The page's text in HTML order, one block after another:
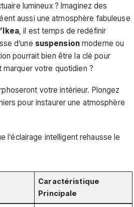
lumineux ? Imaginez des
aussi une atmosphère fabuleuse
, il est temps de redéfinir
d’une suspensionmoderne ou
pourrait bien être la clé pour
votre quotidien ?
votre intérieur. Plongez
pour instaurer une atmosphère
l’éclairage intelligentrehausse le
Caractéristique
Principale